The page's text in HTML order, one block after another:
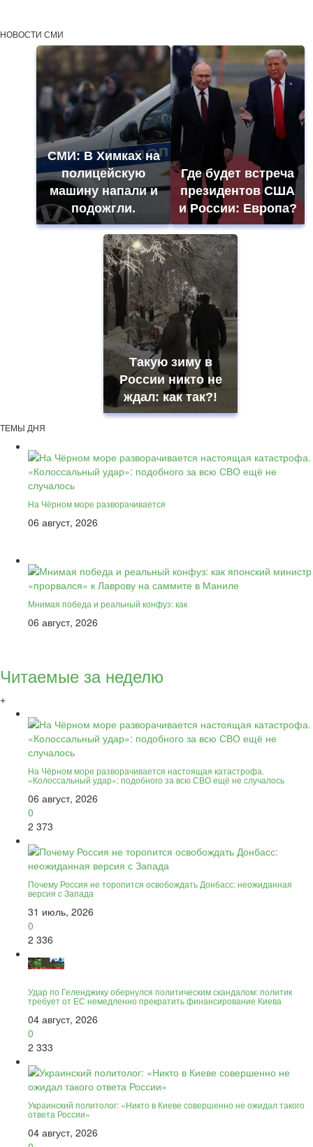
НОВОСТИ СМИ
СМИ: В Химках на
полицейскую
машину напали и
подожгли.
Где будет встреча
президентов США
и России: Европа?
Такую зиму в
России никто не
ждал: как так?!
ТЕМЫ ДНЯ
На Чёрном море разворачивается
06 август, 2026
Мнимая победа и реальный конфуз: как
06 август, 2026
Читаемые за неделю
+
На Чёрном море разворачивается настоящая катастрофа.
«Колоссальный удар»: подобного за всю СВО ещё не случалось
06 август, 2026
0
2 373
Почему Россия не торопится освобождать Донбасс: неожиданная
версия с Запада
31 июль, 2026
0
2 336
Удар по Геленджику обернулся политическим скандалом: политик
требует от ЕС немедленно прекратить финансирование Киева
04 август, 2026
0
2 333
Украинский политолог: «Никто в Киеве совершенно не ожидал такого
ответа России»
04 август, 2026